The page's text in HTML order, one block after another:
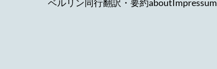
ベルリン同行翻訳・要約aboutImpressum